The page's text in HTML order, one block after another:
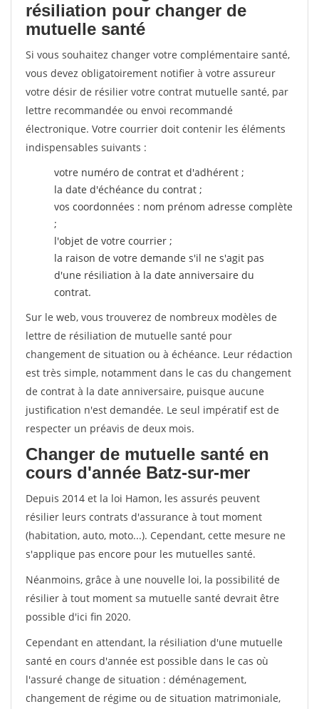
résiliation pour changer de
mutuelle santé
Si vous souhaitez changer votre complémentaire santé,
vous devez obligatoirement notifier à votre assureur
votre désir de résilier votre contrat mutuelle santé, par
lettre recommandée ou envoi recommandé
électronique. Votre courrier doit contenir les éléments
indispensables suivants :
votre numéro de contrat et d'adhérent ;
la date d'échéance du contrat ;
vos coordonnées : nom prénom adresse complète
;
l'objet de votre courrier ;
la raison de votre demande s'il ne s'agit pas
d'une résiliation à la date anniversaire du
contrat.
Sur le web, vous trouverez de nombreux modèles de
lettre de résiliation de mutuelle santé pour
changement de situation ou à échéance. Leur rédaction
est très simple, notamment dans le cas du changement
de contrat à la date anniversaire, puisque aucune
justification n'est demandée. Le seul impératif est de
respecter un préavis de deux mois.
Changer de mutuelle santé en
cours d'année Batz-sur-mer
Depuis 2014 et la loi Hamon, les assurés peuvent
résilier leurs contrats d'assurance à tout moment
(habitation, auto, moto...). Cependant, cette mesure ne
s'applique pas encore pour les mutuelles santé.
Néanmoins, grâce à une nouvelle loi, la possibilité de
résilier à tout moment sa mutuelle santé devrait être
possible d'ici fin 2020.
Cependant en attendant, la résiliation d'une mutuelle
santé en cours d'année est possible dans le cas où
l'assuré change de situation : déménagement,
changement de régime ou de situation matrimoniale,